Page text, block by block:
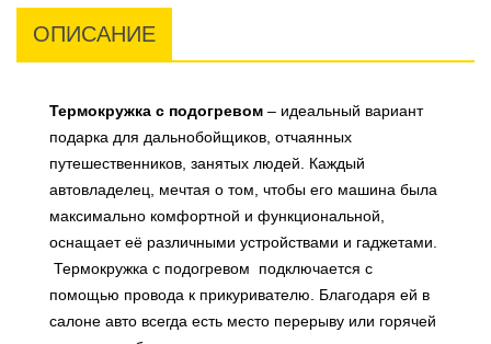
ОПИСАНИЕ
Термокружка с подогревом – идеальный вариант
подарка для дальнобойщиков, отчаянных
путешественников, занятых людей. Каждый
автовладелец, мечтая о том, чтобы его машина была
максимально комфортной и функциональной,
оснащает её различными устройствами и гаджетами.
Термокружка с подогревом подключается с
помощью провода к прикуривателю. Благодаря ей в
салоне авто всегда есть место перерыву или горячей